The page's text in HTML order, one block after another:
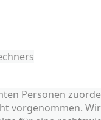
Personen
vorgenommen.